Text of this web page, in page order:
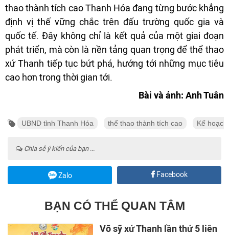
thao thành tích cao Thanh Hóa đang từng bước khẳng
định vị thế vững chắc trên đấu trường quốc gia và
quốc tế. Đây không chỉ là kết quả của một giai đoạn
phát triển, mà còn là nền tảng quan trọng để thể thao
xứ Thanh tiếp tục bứt phá, hướng tới những mục tiêu
cao hơn trong thời gian tới.
Bài và ảnh: Anh Tuân
UBND tỉnh Thanh Hóa thể thao thành tích cao Kế hoạch
Chia sẻ ý kiến của bạn ...
Zalo Facebook
BẠN CÓ THỂ QUAN TÂM
Võ sỹ xứ Thanh lần thứ 5 liên